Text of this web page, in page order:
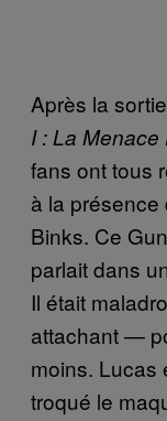
Après la
I : La Menace
fans ont tous
à la
Binks. Ce
parlait dans
Il était
attachant —
moins. Lucas
troqué le